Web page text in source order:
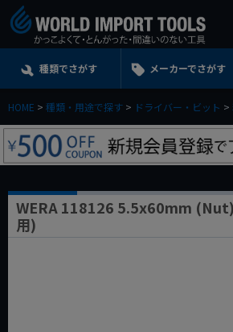
種類でさがす メーカーでさがす
HOME 種類・用途で探す ドライバー・ビット
WERA 118126 5.5x60mm
用)